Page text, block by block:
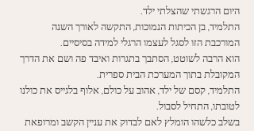
היום הרגשתי שהצלתי ילד.
התלמיד, בן הכיתות הנמוכות, התקשה לאורך השנה
המורכבת הזו לסגל לעצמו הרגלי למידה בסיסיים.
הוא הרבה לשוטט, הסתבך בתגרות ואיבד פה ושם את הדרך
המקובלת בתוך המערכת הבית ספרית.
התלמיד, קסם של ילד, אהוב על כולם, אלוף בלגייס את כולנו
לטובתו, התחיל לסבול.
בשלב כלשהו הומלץ לאם לבדוק את עניין הקשב ומרופאת